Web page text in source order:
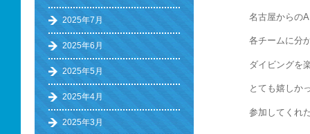
名古屋からの
各チームに分
ダイビングを
とても嬉しか
参加してくれ
2025年7月
2025年6月
2025年5月
2025年4月
2025年3月